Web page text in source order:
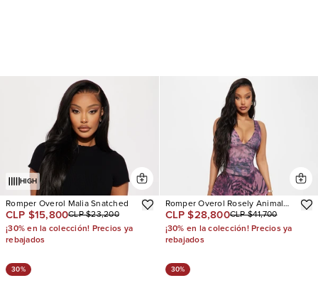
HIGH
Romper Overol Malia Snatched
CLP $15,800CLP $23,200
¡30% en la colección! Precios ya
rebajados
Romper Overol Rosely Animal
Print Mesh
CLP $28,800CLP $41,700
¡30% en la colección! Precios ya
rebajados
30% 30%